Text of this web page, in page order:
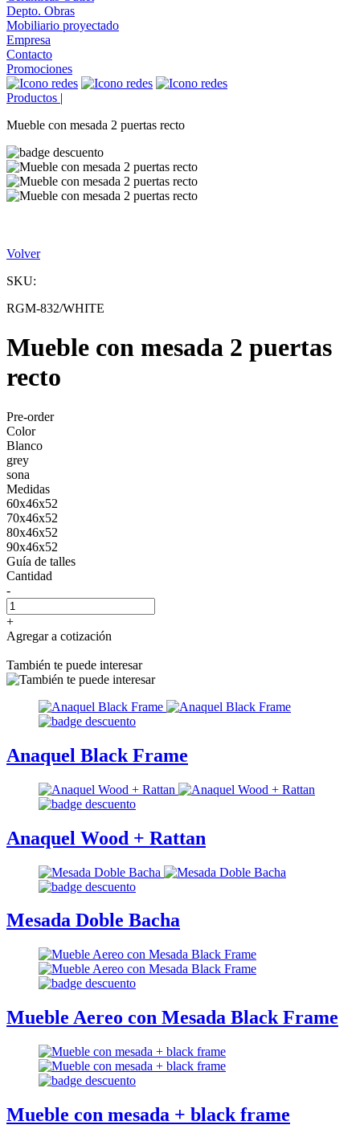
Depto. Obras
Mobiliario proyectado
Empresa
Contacto
Promociones
Productos |
Mueble con mesada 2 puertas recto
Volver
SKU:
RGM-832/WHITE
Mueble con mesada 2 puertas
recto
Pre-order
Color
Blanco
grey
sona
Medidas
60x46x52
70x46x52
80x46x52
90x46x52
Guía de talles
Cantidad
-
+
Agregar a cotización
También te puede interesar
Anaquel Black Frame
Anaquel Wood + Rattan
Mesada Doble Bacha
Mueble Aereo con Mesada Black Frame
Mueble con mesada + black frame